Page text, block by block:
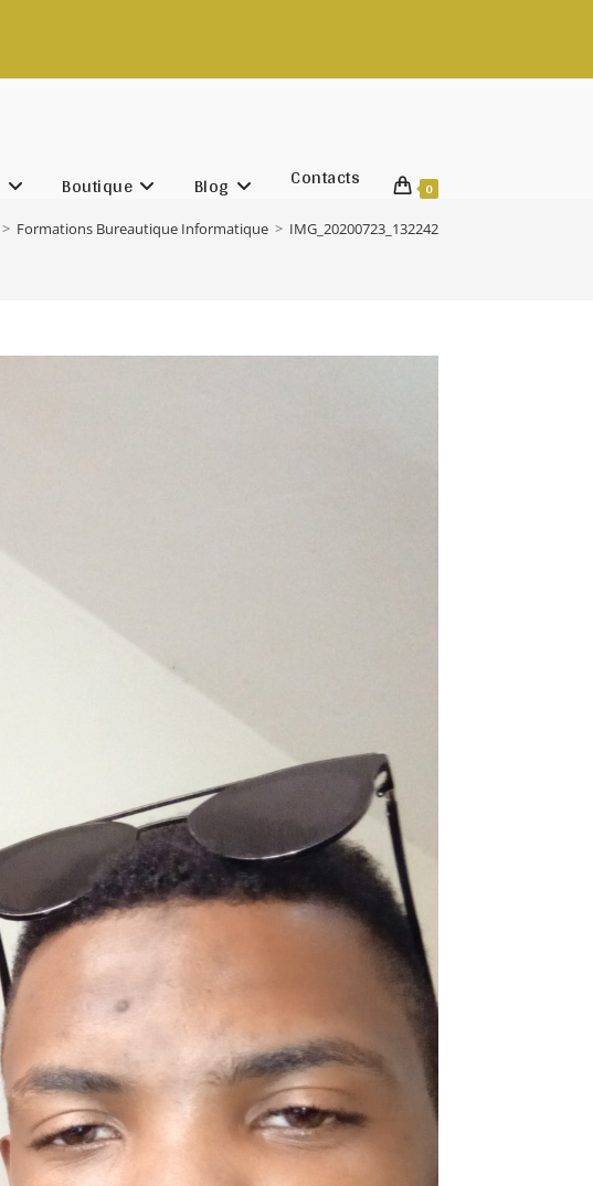
Boutique Blog Contacts 0
> Formations Bureautique Informatique > IMG_20200723_132242